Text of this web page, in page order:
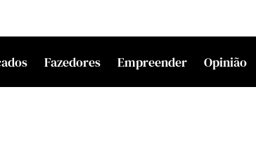
Fazedores Empreender Opinião